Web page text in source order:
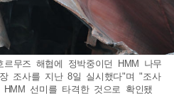
르무즈 해협에 정박중이던 HMM 나무
조사를 지난 8일 실시했다"며 "조사
선미를 타격한 것으로 확인됐